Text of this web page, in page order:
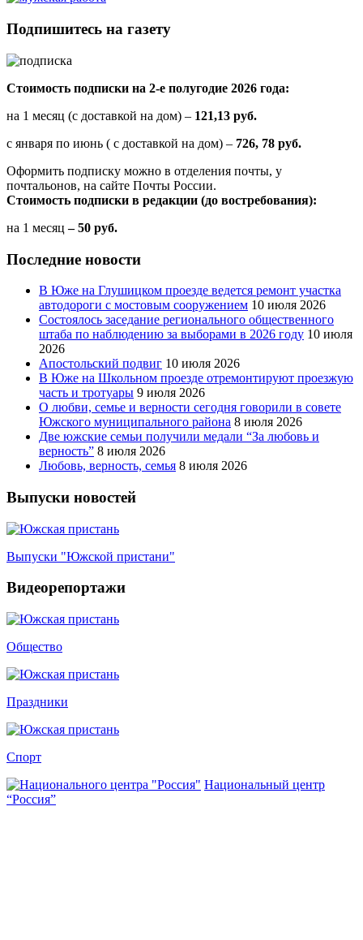
Подпишитесь на газету
Стоимость подписки на 2-е полугодие 2026 года:
на 1 месяц (с доставкой на дом) – 121,13 руб.
с января по июнь ( с доставкой на дом) – 726, 78 руб.
Оформить подписку можно в отделения почты, у
почтальонов, на сайте Почты России.
Стоимость подписки в редакции (до востребования):
на 1 месяц – 50 руб.
Последние новости
В Юже на Глушицком проезде ведется ремонт участка
автодороги с мостовым сооружением 10 июля 2026
Состоялось заседание регионального общественного
штаба по наблюдению за выборами в 2026 году 10 июля
2026
Апостольский подвиг 10 июля 2026
В Юже на Школьном проезде отремонтируют проезжую
часть и тротуары 9 июля 2026
О любви, семье и верности сегодня говорили в совете
Южского муниципального района 8 июля 2026
Две южские семьи получили медали “За любовь и
верность” 8 июля 2026
Любовь, верность, семья 8 июля 2026
Выпуски новостей
Выпуски "Южской пристани"
Видеорепортажи
Общество
Праздники
Спорт
Национальный центр
“Россия”